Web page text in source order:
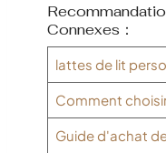
Connexes：
lattes de lit
Comment
Guide d'achat